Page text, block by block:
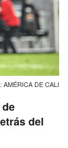
AMÉRICA DE CALI
del